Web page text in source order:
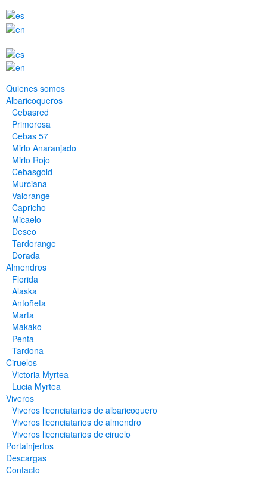
Quienes somos
Albaricoqueros
Cebasred
Primorosa
Cebas 57
Mirlo Anaranjado
Mirlo Rojo
Cebasgold
Murciana
Valorange
Capricho
Micaelo
Deseo
Tardorange
Dorada
Almendros
Florida
Alaska
Antoñeta
Marta
Makako
Penta
Tardona
Ciruelos
Victoria Myrtea
Lucia Myrtea
Viveros
Viveros licenciatarios de albaricoquero​
Viveros licenciatarios de almendro​
Viveros licenciatarios de ciruelo
Portainjertos
Descargas
Contacto